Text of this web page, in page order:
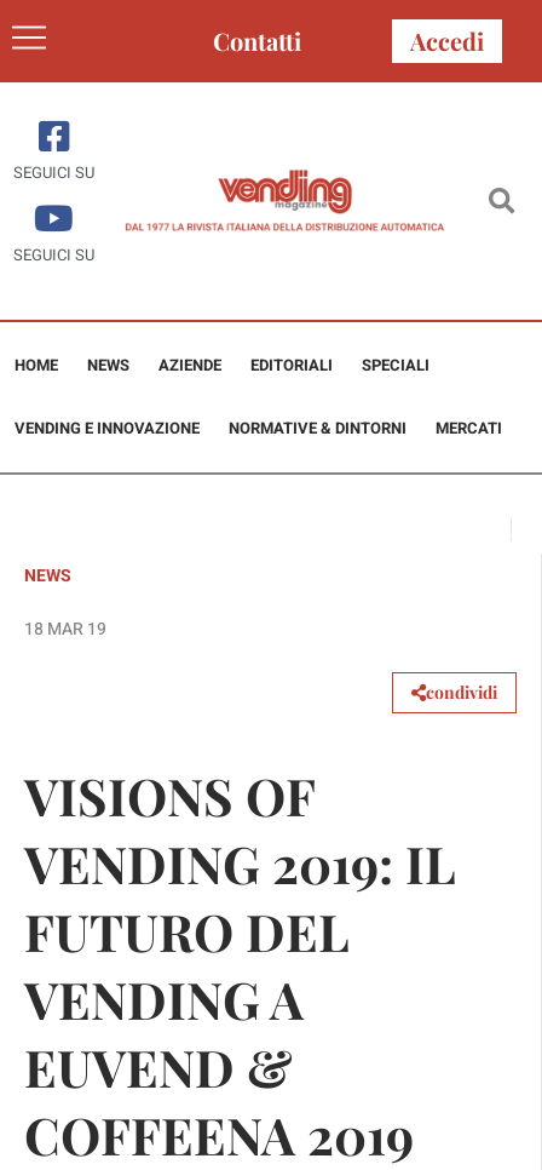
Contatti Accedi
SEGUICI SU
SEGUICI SU
HOME NEWS AZIENDE EDITORIALI SPECIALI
VENDING E INNOVAZIONE NORMATIVE & DINTORNI MERCATI
NEWS
18 MAR 19
condividi
VISIONS OF
VENDING 2019: IL
FUTURO DEL
VENDING A
EUVEND &
COFFEENA 2019